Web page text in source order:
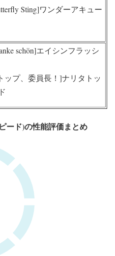
Sting]ワンダーアキュー
schön]エイシンフラッシ
ップ、委員長！]ナリタトッ
ード)の性能評価まとめ